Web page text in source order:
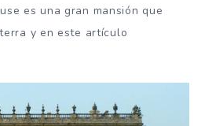
es una gran mansión que
y en este artículo